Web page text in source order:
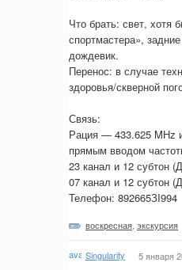
Что брать: свет, хотя
спортмастера»,
дождевик.
Перенос: в случае
здоровья/скверной
Связь:
Рация — 433.625 MHz
прямым вводом
23 канал и 12 субтон
07 канал и 12 субтон
Телефон: 892665ЗI994
воскресная экскурсия
Singularity 5 января